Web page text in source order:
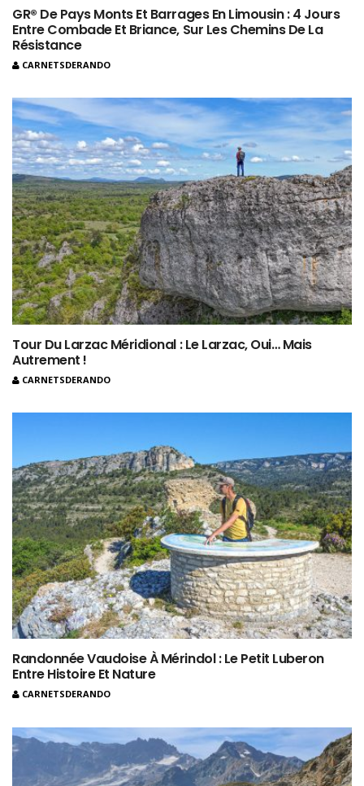
GR® De Pays Monts Et Barrages En Limousin : 4 Jours
Entre Combade Et Briance, Sur Les Chemins De La
Résistance
CARNETSDERANDO
Tour Du Larzac Méridional : Le Larzac, Oui… Mais
Autrement !
CARNETSDERANDO
Randonnée Vaudoise À Mérindol : Le Petit Luberon
Entre Histoire Et Nature
CARNETSDERANDO